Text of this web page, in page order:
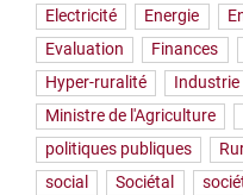
Electricité
Energie
Evaluation
Finances
Hyper-ruralité
Industrie
Ministre de l'Agriculture
politiques publiques
social
Sociétal